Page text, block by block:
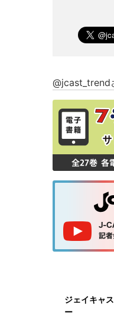
@jcast_trend
ジェイキャ
ー